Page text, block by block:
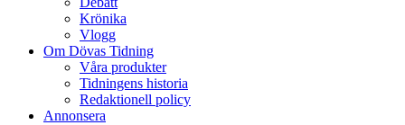
Krönika
Vlogg
Om Dövas Tidning
Våra produkter
Tidningens historia
Redaktionell policy
Annonsera